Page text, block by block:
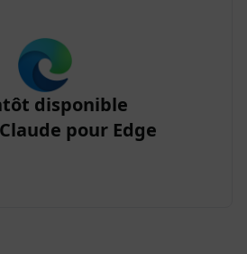
disponible
pour Edge